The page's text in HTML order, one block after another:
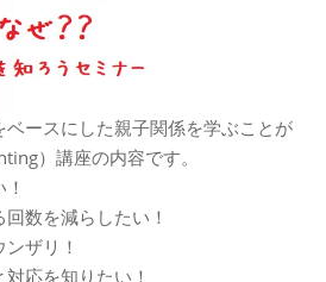
ースにした親子関係を学ぶことが
）講座の内容です。
数を減らしたい！
ザリ！
応を知りたい！